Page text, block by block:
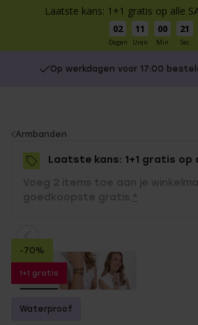
Laatste kans: 1+1 gratis op alle
02
Dagen
11
Uren
00
Min
21
Sec
Op werkdagen voor 17:00
You
are
here:
Armbanden
Laatste kans: 1+1 gratis op
Voeg 2 items toe aan je
goedkoopste gratis. *
-70%
1+1 gratis
Waterproof